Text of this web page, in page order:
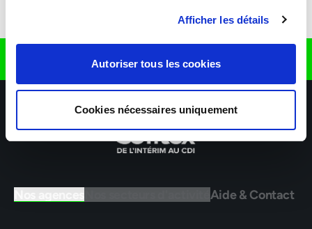
Afficher les détails
Autoriser tous les cookies
Cookies nécessaires uniquement
Retrouvez nous sur
Aide & Contact